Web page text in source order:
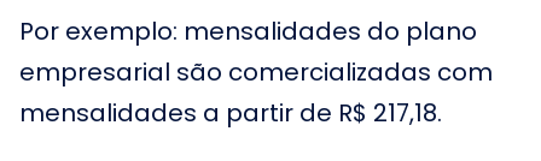
Por exemplo: mensalidades do plano
empresarial são comercializadas com
mensalidades a partir de R$ 217,18.